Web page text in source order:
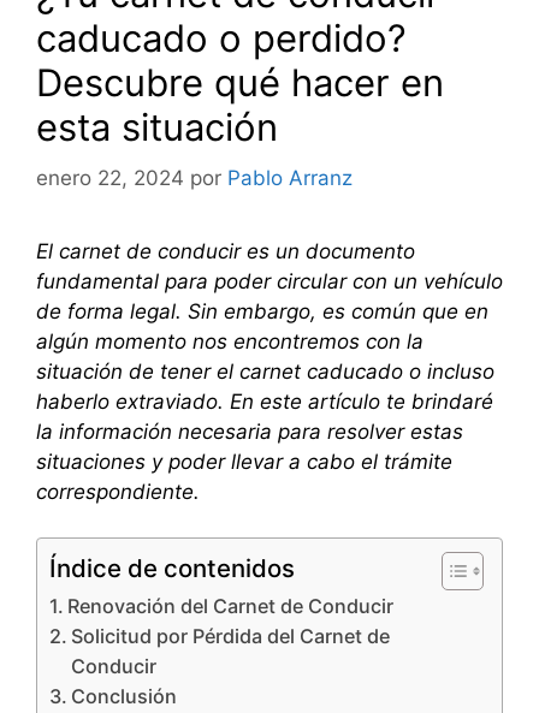
caducado o perdido?
Descubre qué hacer en
esta situación
enero 22, 2024 por Pablo Arranz
El carnet de conducir es un documento
fundamental para poder circular con un vehículo
de forma legal. Sin embargo, es común que en
algún momento nos encontremos con la
situación de tener el carnet caducado o incluso
haberlo extraviado. En este artículo te brindaré
la información necesaria para resolver estas
situaciones y poder llevar a cabo el trámite
correspondiente.
Índice de contenidos
Renovación del Carnet de Conducir
Solicitud por Pérdida del Carnet de
Conducir
Conclusión